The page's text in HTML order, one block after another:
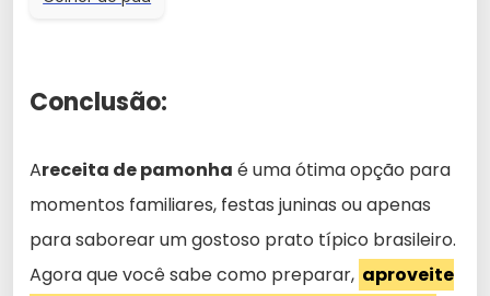
Conclusão:
Areceita de pamonha é uma ótima opção para
momentos familiares, festas juninas ou apenas
para saborear um gostoso prato típico brasileiro.
Agora que você sabe como preparar, aproveite